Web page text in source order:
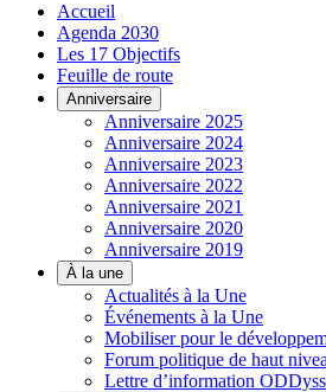
Accueil
Agenda 2030
Les 17 Objectifs
Feuille de route
Anniversaire
Anniversaire 2025
Anniversaire 2024
Anniversaire 2023
Anniversaire 2022
Anniversaire 2021
Anniversaire 2020
Anniversaire 2019
À la une
Actualités à la Une
Événements à la Une
Mobiliser pour le
Forum politique de haut
Lettre d’information